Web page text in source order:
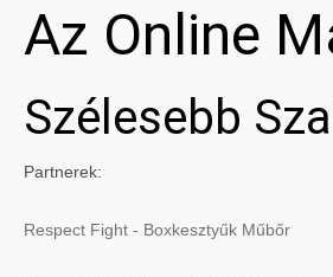
Az Online
Szélesebb
Partnerek:
Respect Fight - Boxkesztyűk Műbőr